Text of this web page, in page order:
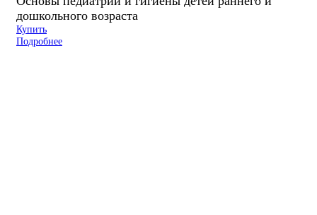
дошкольного возраста
Купить
Подробнее